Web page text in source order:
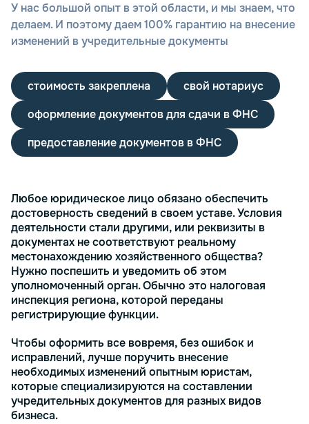
У нас большой опыт в этой области, и мы знаем, что
делаем. И поэтому даем 100% гарантию на внесение
изменений в учредительные документы
стоимость закреплена
свой нотариус
оформление документов для сдачи в ФНС
предоставление документов в ФНС
Любое юридическое лицо обязано обеспечить
достоверность сведений в своем уставе. Условия
деятельности стали другими, или реквизиты в
документах не соответствуют реальному
местонахождению хозяйственного общества?
Нужно поспешить и уведомить об этом
уполномоченный орган. Обычно это налоговая
инспекция региона, которой переданы
регистрирующие функции.
Чтобы оформить все вовремя, без ошибок и
исправлений, лучше поручить внесение
необходимых изменений опытным юристам,
которые специализируются на составлении
учредительных документов для разных видов
бизнеса.